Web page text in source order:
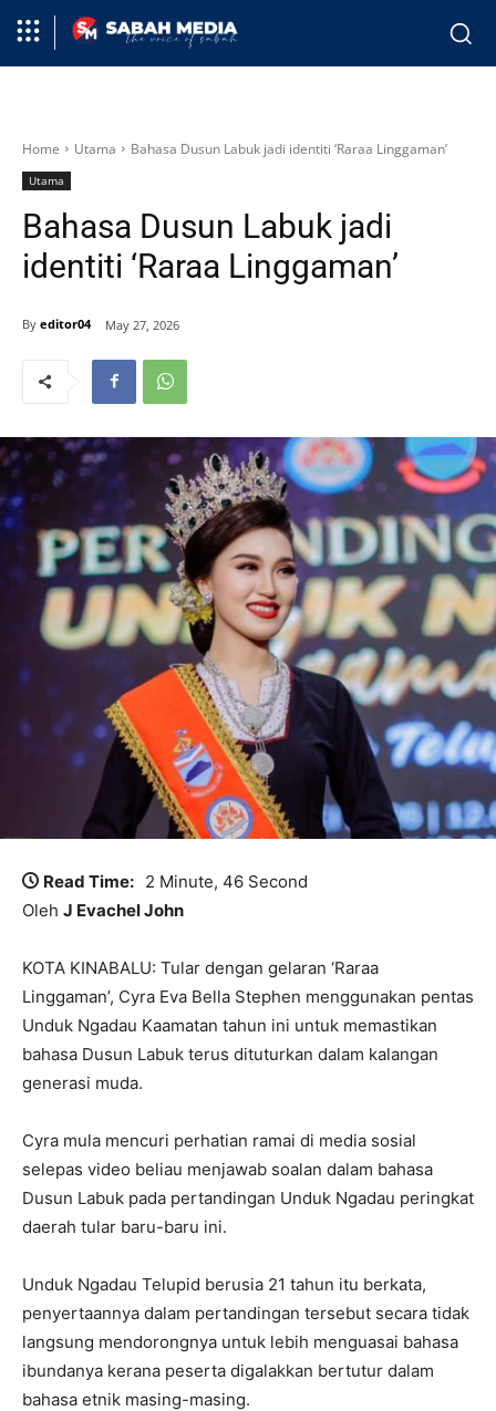
Home Utama Bahasa Dusun Labuk jadi identiti ‘Raraa Linggaman’
Utama
Bahasa Dusun Labuk jadi
identiti ‘Raraa Linggaman’
By editor04 May 27, 2026
Read Time: 2 Minute, 46 Second
Oleh J Evachel John
KOTA KINABALU: Tular dengan gelaran ‘Raraa
Linggaman’, Cyra Eva Bella Stephen menggunakan pentas
Unduk Ngadau Kaamatan tahun ini untuk memastikan
bahasa Dusun Labuk terus dituturkan dalam kalangan
generasi muda.
Cyra mula mencuri perhatian ramai di media sosial
selepas video beliau menjawab soalan dalam bahasa
Dusun Labuk pada pertandingan Unduk Ngadau peringkat
daerah tular baru-baru ini.
Unduk Ngadau Telupid berusia 21 tahun itu berkata,
penyertaannya dalam pertandingan tersebut secara tidak
langsung mendorongnya untuk lebih menguasai bahasa
ibundanya kerana peserta digalakkan bertutur dalam
bahasa etnik masing-masing.